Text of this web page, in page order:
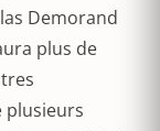
Demorand
plus de
plusieurs